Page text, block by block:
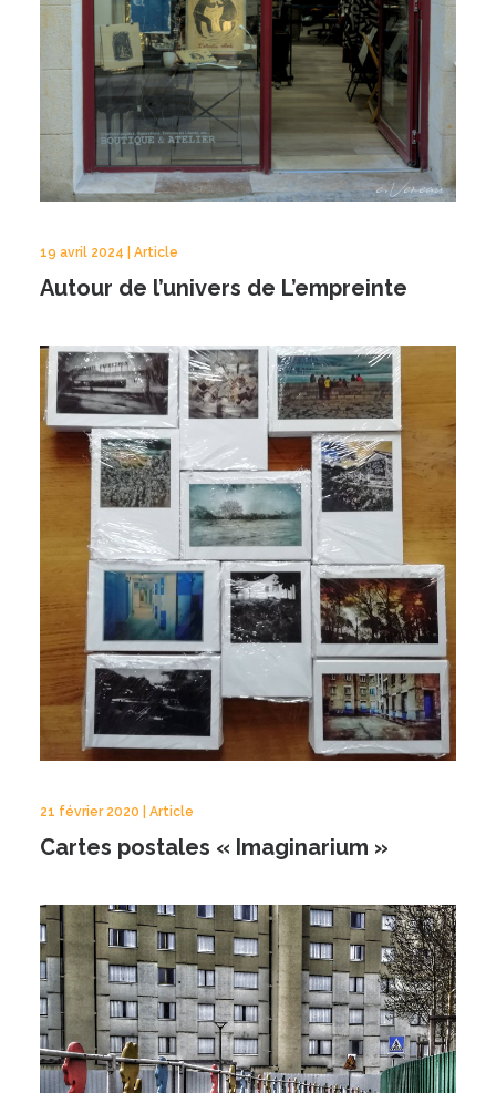
19 avril 2024 | Article
Autour de l’univers de L’empreinte
21 février 2020 | Article
Cartes postales « Imaginarium »